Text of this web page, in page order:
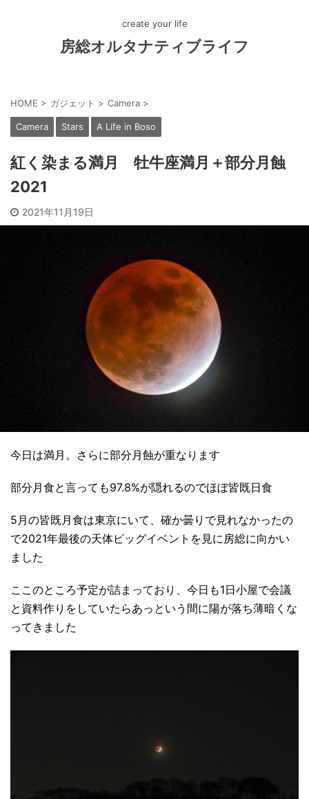
create your life
房総オルタナティブライフ
HOME > ガジェット > Camera >
Camera Stars A Life in Boso
紅く染まる満月 牡牛座満月＋部分月蝕
2021
2021年11月19日
今日は満月。さらに部分月蝕が重なります
部分月食と言っても97.8%が隠れるのでほぼ皆既日食
5月の皆既月食は東京にいて、確か曇りで見れなかったの
で2021年最後の天体ビッグイベントを見に房総に向かい
ました
ここのところ予定が詰まっており、今日も1日小屋で会議
と資料作りをしていたらあっという間に陽が落ち薄暗くな
ってきました